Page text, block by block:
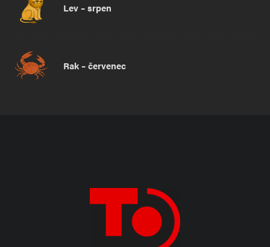
Lev – srpen
Rak – červenec